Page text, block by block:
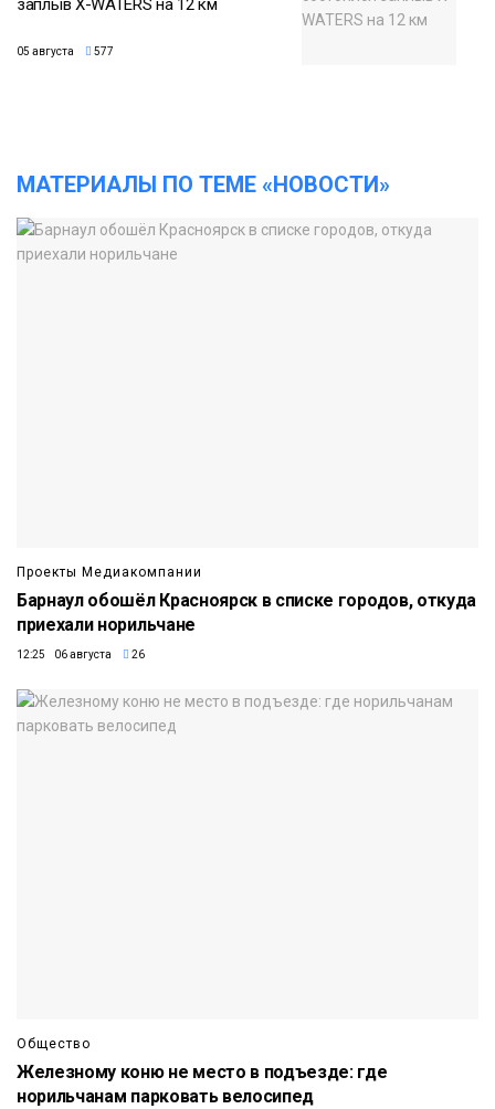
заплыв X-WATERS на 12 км
05 августа 577
МАТЕРИАЛЫ ПО ТЕМЕ «НОВОСТИ»
Проекты Медиакомпании
Барнаул обошёл Красноярск в списке городов, откуда
приехали норильчане
12:25 06 августа 26
Общество
Железному коню не место в подъезде: где
норильчанам парковать велосипед